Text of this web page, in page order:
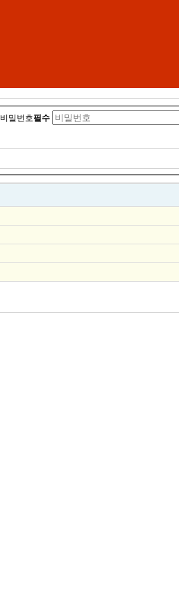
비밀번호필수